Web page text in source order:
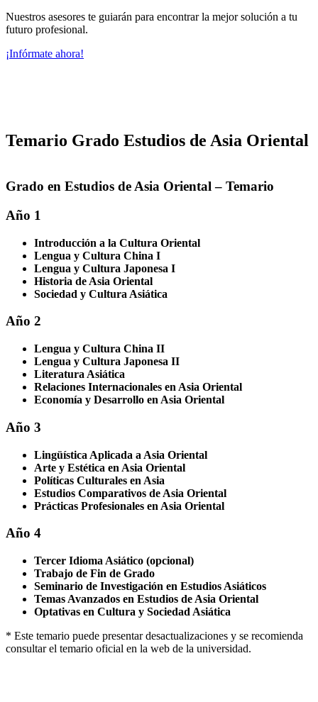
Nuestros asesores te guiarán para encontrar la mejor solución a tu
futuro profesional.
¡Infórmate ahora!
Temario Grado Estudios de Asia Oriental
Grado en Estudios de Asia Oriental – Temario
Año 1
Introducción a la Cultura Oriental
Lengua y Cultura China I
Lengua y Cultura Japonesa I
Historia de Asia Oriental
Sociedad y Cultura Asiática
Año 2
Lengua y Cultura China II
Lengua y Cultura Japonesa II
Literatura Asiática
Relaciones Internacionales en Asia Oriental
Economía y Desarrollo en Asia Oriental
Año 3
Lingüística Aplicada a Asia Oriental
Arte y Estética en Asia Oriental
Políticas Culturales en Asia
Estudios Comparativos de Asia Oriental
Prácticas Profesionales en Asia Oriental
Año 4
Tercer Idioma Asiático (opcional)
Trabajo de Fin de Grado
Seminario de Investigación en Estudios Asiáticos
Temas Avanzados en Estudios de Asia Oriental
Optativas en Cultura y Sociedad Asiática
* Este temario puede presentar desactualizaciones y se recomienda
consultar el temario oficial en la web de la universidad.